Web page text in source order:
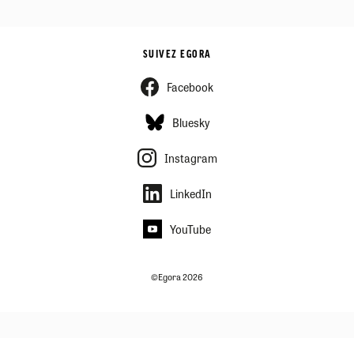
SUIVEZ EGORA
Facebook
Bluesky
Instagram
LinkedIn
YouTube
©Egora 2026